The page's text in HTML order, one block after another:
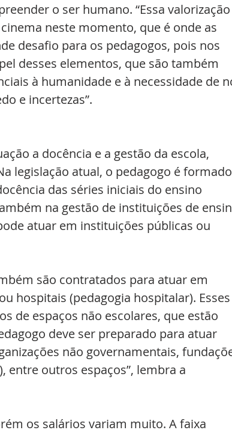
o ser humano. “Essa
neste momento, que é onde as
desafio para os pedagogos, pois nos
desses elementos, que são também
à humanidade e à necessidade de
e incertezas”.
a docência e a gestão da escola,
legislação atual, o pedagogo é
das séries iniciais do ensino
na gestão de instituições de
atuar em instituições públicas ou
são contratados para atuar em
hospitais (pedagogia hospitalar).
de espaços não escolares, que estão
deve ser preparado para atuar
não governamentais,
entre outros espaços”, lembra a
os salários variam muito. A faixa